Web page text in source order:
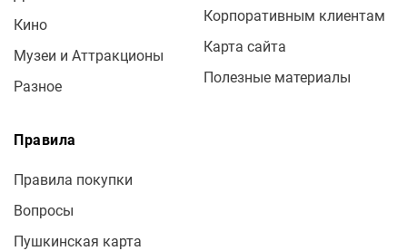
Кино
Музеи и Аттракционы
Разное
Корпоративным клиентам
Карта сайта
Полезные материалы
Правила
Правила покупки
Вопросы
Пушкинская карта